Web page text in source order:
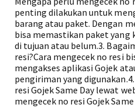
penting dilakukan untuk
barang atau paket. Dengan
bisa memastikan paket yang
di tujuan atau belum.3.
resi?Cara mengecek no resi
mengakses aplikasi Gojek
pengiriman yang
resi Gojek Same Day lewat
mengecek no resi Gojek